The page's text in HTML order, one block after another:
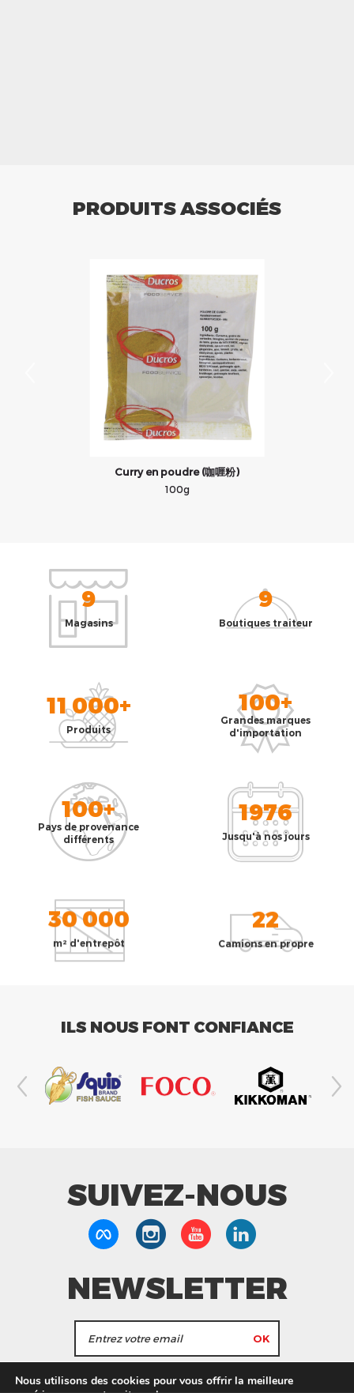
PRODUITS ASSOCIÉS
Curry en poudre (咖喱粉)
100g
9
Magasins
9
Boutiques traiteur
11 000+
Produits
100+
Grandes marques
d'importation
100+
Pays de provenance
différents
1976
Jusqu'à nos jours
30 000
m² d'entrepôt
22
Camions en propre
ILS NOUS FONT CONFIANCE
SUIVEZ-NOUS
NEWSLETTER
J'accepte de recevoir les actualités et les
Nous utilisons des cookies pour vous offrir la meilleure